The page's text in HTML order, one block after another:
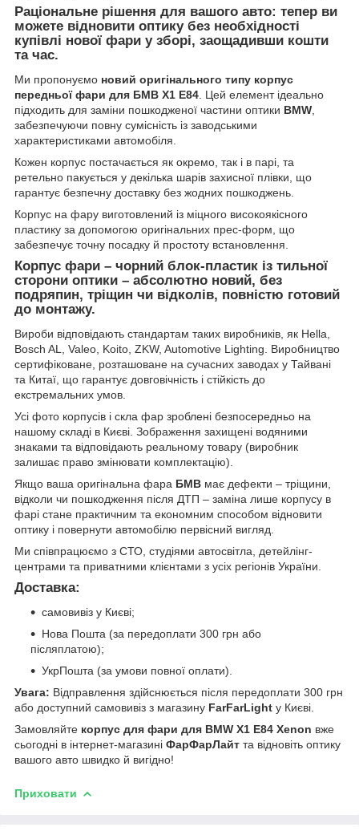
Раціональне рішення для вашого авто: тепер ви
можете відновити оптику без необхідності
купівлі нової фари у зборі, заощадивши кошти
та час.
Ми пропонуємо новий оригінального типу корпус
передньої фари для БМВ Х1 Е84. Цей елемент ідеально
підходить для заміни пошкодженої частини оптики BMW,
забезпечуючи повну сумісність із заводськими
характеристиками автомобіля.
Кожен корпус постачається як окремо, так і в парі, та
ретельно пакується у декілька шарів захисної плівки, що
гарантує безпечну доставку без жодних пошкоджень.
Корпус на фару виготовлений із міцного високоякісного
пластику за допомогою оригінальних прес-форм, що
забезпечує точну посадку й простоту встановлення.
Корпус фари – чорний блок-пластик із тильної
сторони оптики – абсолютно новий, без
подряпин, тріщин чи відколів, повністю готовий
до монтажу.
Вироби відповідають стандартам таких виробників, як Hella,
Bosch AL, Valeo, Koito, ZKW, Automotive Lighting. Виробництво
сертифіковане, розташоване на сучасних заводах у Тайвані
та Китаї, що гарантує довговічність і стійкість до
екстремальних умов.
Усі фото корпусів і скла фар зроблені безпосередньо на
нашому складі в Києві. Зображення захищені водяними
знаками та відповідають реальному товару (виробник
залишає право змінювати комплектацію).
Якщо ваша оригінальна фара БМВ має дефекти – тріщини,
відколи чи пошкодження після ДТП – заміна лише корпусу в
фарі стане практичним та економним способом відновити
оптику і повернути автомобілю первісний вигляд.
Ми співпрацюємо з СТО, студіями автосвітла, детейлінг-
центрами та приватними клієнтами з усіх регіонів України.
Доставка:
самовивіз у Києві;
Нова Пошта (за передоплати 300 грн або
післяплатою);
УкрПошта (за умови повної оплати).
Увага: Відправлення здійснюється після передоплати 300 грн
або доступний самовивіз з магазину FarFarLight у Києві.
Замовляйте корпус для фари для BMW X1 E84 Xenon вже
сьогодні в інтернет-магазині ФарФарЛайт та відновіть оптику
вашого авто швидко й вигідно!
Приховати